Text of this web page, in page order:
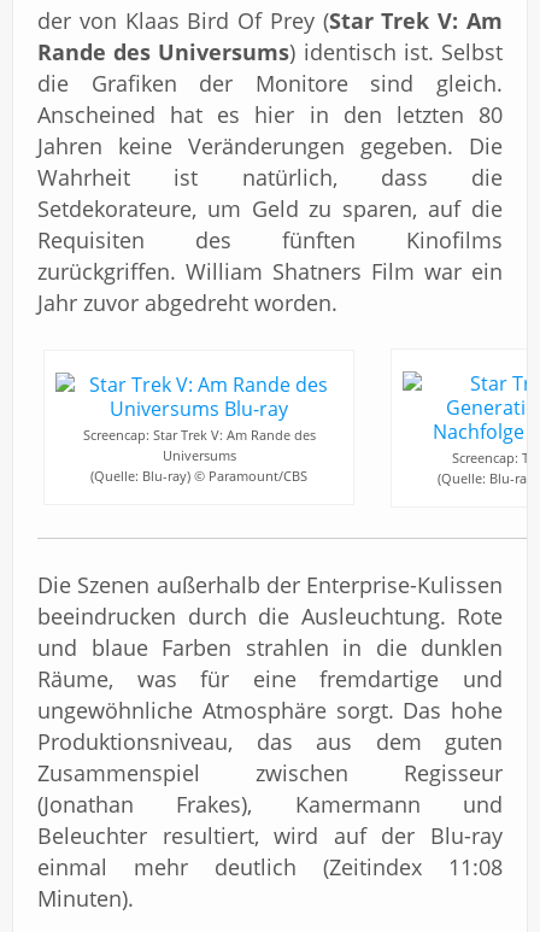
der von Klaas Bird Of Prey (Star Trek V: Am
Rande des Universums) identisch ist. Selbst
die Grafiken der Monitore sind gleich.
Anscheined hat es hier in den letzten 80
Jahren keine Veränderungen gegeben. Die
Wahrheit ist natürlich, dass die
Setdekorateure, um Geld zu sparen, auf die
Requisiten des fünften Kinofilms
zurückgriffen. William Shatners Film war ein
Jahr zuvor abgedreht worden.
Screencap: Star Trek V: Am Rande des
Universums
(Quelle: Blu-ray) © Paramount/CBS
Screencap:
(Quelle: Blu-
Die Szenen außerhalb der Enterprise-Kulissen
beeindrucken durch die Ausleuchtung. Rote
und blaue Farben strahlen in die dunklen
Räume, was für eine fremdartige und
ungewöhnliche Atmosphäre sorgt. Das hohe
Produktionsniveau, das aus dem guten
Zusammenspiel zwischen Regisseur
(Jonathan Frakes), Kamermann und
Beleuchter resultiert, wird auf der Blu-ray
einmal mehr deutlich (Zeitindex 11:08
Minuten).